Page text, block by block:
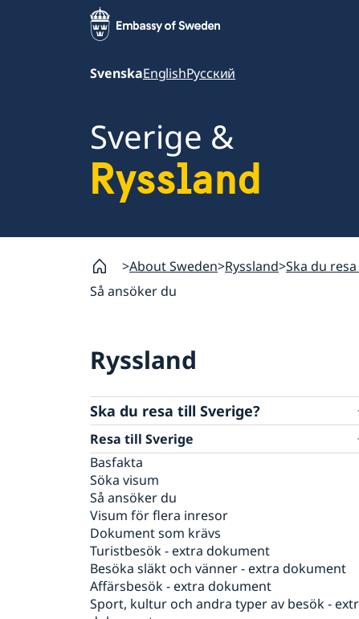
SvenskaEnglishРусский
Sverige &
Ryssland
About Sweden Ryssland Ska du
Så ansöker du
Ryssland
Ska du resa till Sverige?
Resa till Sverige
Basfakta
Söka visum
Så ansöker du
Visum för flera inresor
Dokument som krävs
Turistbesök - extra dokument
Besöka släkt och vänner - extra dokument
Affärsbesök - extra dokument
Sport, kultur och andra typer av besök -